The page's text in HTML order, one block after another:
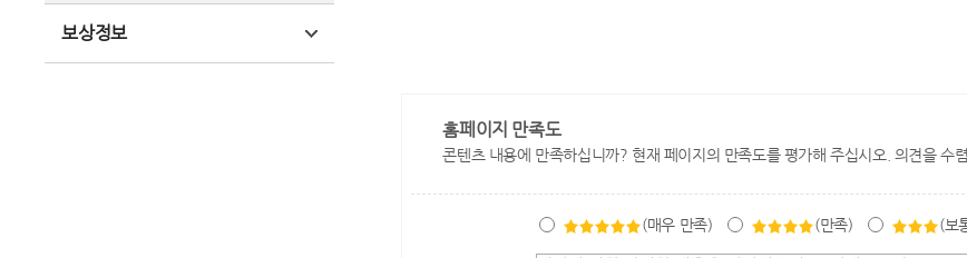
보상정보
홈페이지 만족도
콘텐츠 내용에 만족하십니까? 현재 페이지의 만족도를 평가해 주십시오. 의견을 수
(매우 만족) (만족) (보